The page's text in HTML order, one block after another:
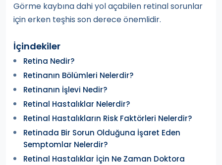
Görme kaybına dahi yol açabilen retinal sorunlar
için erken teşhis son derece önemlidir.
İçindekiler
Retina Nedir?
Retinanın Bölümleri Nelerdir?
Retinanın İşlevi Nedir?
Retinal Hastalıklar Nelerdir?
Retinal Hastalıkların Risk Faktörleri Nelerdir?
Retinada Bir Sorun Olduğuna İşaret Eden
Semptomlar Nelerdir?
Retinal Hastalıklar İçin Ne Zaman Doktora